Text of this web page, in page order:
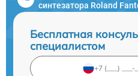
синтезатора Roland
Бесплатная
специалистом